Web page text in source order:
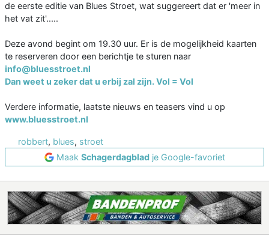
de eerste editie van Blues Stroet, wat suggereert dat er 'meer in
het vat zit'.....
Deze avond begint om 19.30 uur. Er is de mogelijkheid kaarten
te reserveren door een berichtje te sturen naar
info@bluesstroet.nl
Dan weet u zeker dat u erbij zal zijn. Vol = Vol
Verdere informatie, laatste nieuws en teasers vind u op
www.bluesstroet.nl
robbert, blues, stroet
Maak Schagerdagbladje Google-favoriet